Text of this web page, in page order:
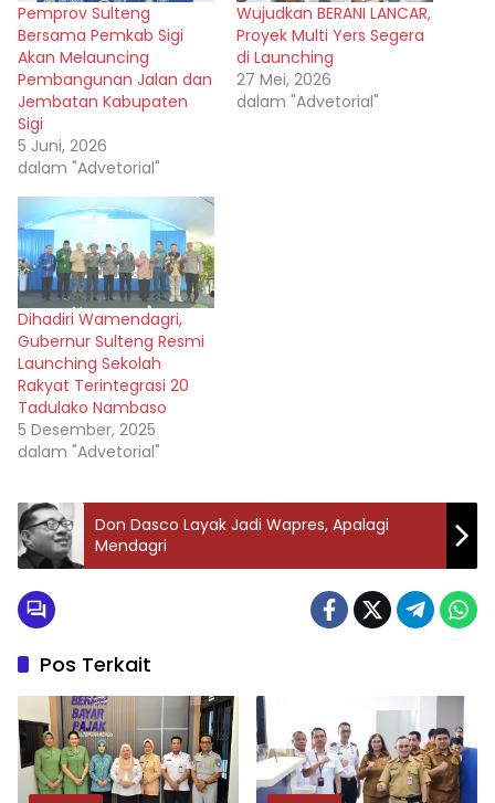
Pemprov Sulteng
Bersama Pemkab Sigi
Akan Melauncing
Pembangunan Jalan dan
Jembatan Kabupaten
Sigi
5 Juni, 2026
dalam "Advetorial"
Wujudkan BERANI LANCAR,
Proyek Multi Yers Segera
di Launching
27 Mei, 2026
dalam "Advetorial"
Dihadiri Wamendagri,
Gubernur Sulteng Resmi
Launching Sekolah
Rakyat Terintegrasi 20
Tadulako Nambaso
5 Desember, 2025
dalam "Advetorial"
Don Dasco Layak Jadi Wapres, Apalagi
Mendagri
Pos Terkait